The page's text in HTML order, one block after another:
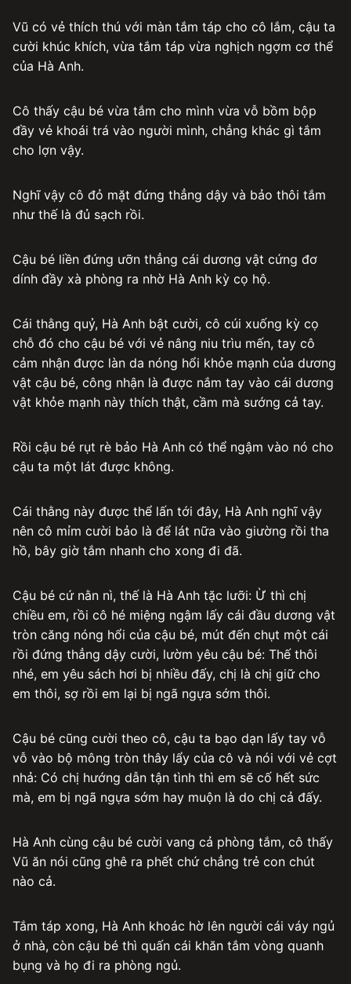
Vũ có vẻ thích thú với màn tắm táp cho cô lắm, cậu ta
cười khúc khích, vừa tắm táp vừa nghịch ngợm cơ thể
của Hà Anh.
Cô thấy cậu bé vừa tắm cho mình vừa vỗ bồm bộp
đầy vẻ khoái trá vào người mình, chẳng khác gì tắm
cho lợn vậy.
Nghĩ vậy cô đỏ mặt đứng thẳng dậy và bảo thôi tắm
như thế là đủ sạch rồi.
Cậu bé liền đứng ưỡn thẳng cái dương vật cứng đơ
dính đầy xà phòng ra nhờ Hà Anh kỳ cọ hộ.
Cái thằng quỷ, Hà Anh bật cười, cô cúi xuống kỳ cọ
chỗ đó cho cậu bé với vẻ nâng niu trìu mến, tay cô
cảm nhận được làn da nóng hổi khỏe mạnh của dương
vật cậu bé, công nhận là được nắm tay vào cái dương
vật khỏe mạnh này thích thật, cầm mà sướng cả tay.
Rồi cậu bé rụt rè bảo Hà Anh có thể ngậm vào nó cho
cậu ta một lát được không.
Cái thằng này được thể lấn tới đây, Hà Anh nghĩ vậy
nên cô mỉm cười bảo là để lát nữa vào giường rồi tha
hồ, bây giờ tắm nhanh cho xong đi đã.
Cậu bé cứ nằn nì, thế là Hà Anh tặc lưỡi: Ừ thì chị
chiều em, rồi cô hé miệng ngậm lấy cái đầu dương vật
tròn căng nóng hổi của cậu bé, mút đến chụt một cái
rồi đứng thẳng dậy cười, lườm yêu cậu bé: Thế thôi
nhé, em yêu sách hơi bị nhiều đấy, chị là chị giữ cho
em thôi, sợ rồi em lại bị ngã ngựa sớm thôi.
Cậu bé cũng cười theo cô, cậu ta bạo dạn lấy tay vỗ
vỗ vào bộ mông tròn thây lẩy của cô và nói với vẻ cợt
nhả: Có chị hướng dẫn tận tình thì em sẽ cố hết sức
mà, em bị ngã ngựa sớm hay muộn là do chị cả đấy.
Hà Anh cùng cậu bé cười vang cả phòng tắm, cô thấy
Vũ ăn nói cũng ghê ra phết chứ chẳng trẻ con chút
nào cả.
Tắm táp xong, Hà Anh khoác hờ lên người cái váy ngủ
ở nhà, còn cậu bé thì quấn cái khăn tắm vòng quanh
bụng và họ đi ra phòng ngủ.